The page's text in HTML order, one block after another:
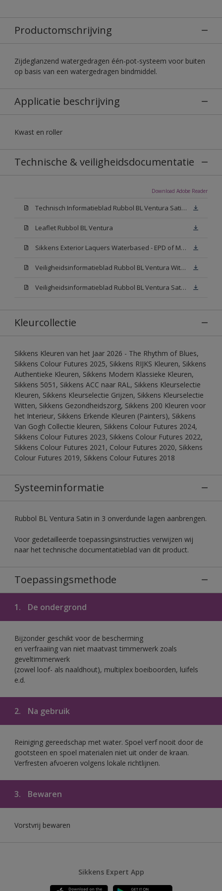
Productomschrijving
Zijdeglanzend watergedragen één-pot-systeem voor buiten
op basis van een watergedragen bindmiddel.
Applicatie beschrijving
Kwast en roller
Technische & veiligheidsdocumentatie
Download Adobe Reader
Technisch Informatieblad Rubbol BL Ventura Satin (PDF)
Leaflet Rubbol BL Ventura
Sikkens Exterior Laquers Waterbased - EPD of Milieuproductverklaring
Veiligheidsinformatieblad Rubbol BL Ventura Wit W05(MSDS)
Veiligheidsinformatieblad Rubbol BL Ventura Satin N00 (MSDS)
Kleurcollectie
Sikkens Kleuren van het Jaar 2026 - The Rhythm of Blues,
Sikkens Colour Futures 2025, Sikkens RIJKS Kleuren, Sikkens
Authentieke Kleuren, Sikkens Modern Klassieke Kleuren,
Sikkens 5051, Sikkens ACC naar RAL, Sikkens Kleurselectie
Kleuren, Sikkens Kleurselectie Grijzen, Sikkens Kleurselectie
Witten, Sikkens Gezondheidszorg, Sikkens 200 Kleuren voor
het Interieur, Sikkens Erkende Kleuren (Painters), Sikkens
Van Gogh Collectie kleuren, Sikkens Colour Futures 2024,
Sikkens Colour Futures 2023, Sikkens Colour Futures 2022,
Sikkens Colour Futures 2021, Colour Futures 2020, Sikkens
Colour Futures 2019, Sikkens Colour Futures 2018
Systeeminformatie
Rubbol BL Ventura Satin in 3 onverdunde lagen aanbrengen.
Voor gedetailleerde toepassingsinstructies verwijzen wij
naar het technische documentatieblad van dit product.
Toepassingsmethode
1. De ondergrond
Bijzonder geschikt voor de bescherming
en verfraaiing van niet maatvast timmerwerk zoals
geveltimmerwerk
(zowel loof- als naaldhout), multiplex boeiboorden, luifels
e.d.
2. Na gebruik
Reiniging gereedschap met water. Spoel verf nooit door de
gootsteen en spoel materialen niet uit onder de kraan.
Verfresten afvoeren volgens lokale richtlijnen.
3. Bewaren
Vorstvrij bewaren
Sikkens Expert App